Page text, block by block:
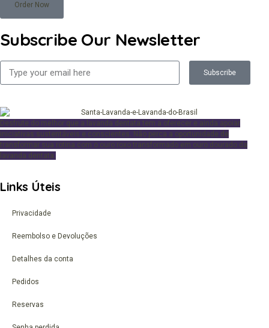
Order Now
Subscribe Our Newsletter
Subscribe
Desfrute do melhor que a lavanda dentata tem a oferecer e ainda apoiar
iniciativas sustentáveis e conscientes. Não perca a oportunidade de
transformar sua rotina com o ouro roxo transformado em ouro dourado da
lavanda dentata.
Links Úteis
Privacidade
Reembolso e Devoluções
Detalhes da conta
Pedidos
Reservas